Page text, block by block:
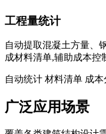
工程量统计
自动提取混凝土方量、
成材料清单,辅助成本控
自动统计 材料清单 成
广泛应用场景